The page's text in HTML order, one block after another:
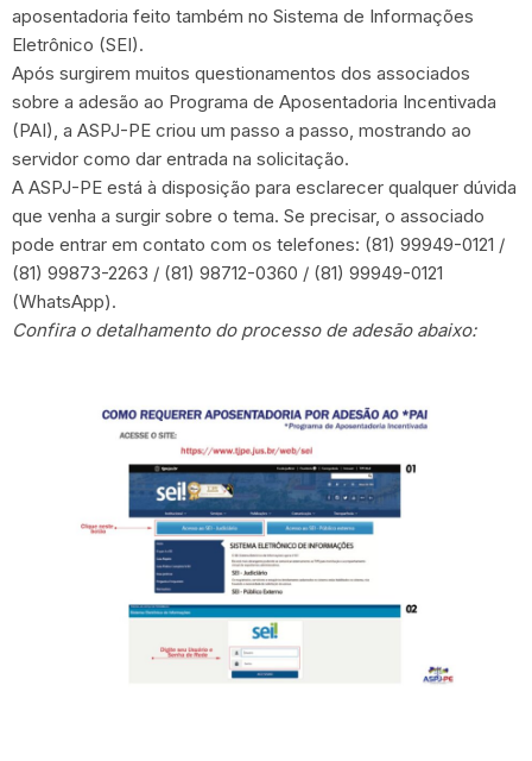
aposentadoria feito também no Sistema de Informações
Eletrônico (SEI).
Após surgirem muitos questionamentos dos associados
sobre a adesão ao Programa de Aposentadoria Incentivada
(PAI), a ASPJ-PE criou um passo a passo, mostrando ao
servidor como dar entrada na solicitação.
A ASPJ-PE está à disposição para esclarecer qualquer dúvida
que venha a surgir sobre o tema. Se precisar, o associado
pode entrar em contato com os telefones: (81) 99949-0121 /
(81) 99873-2263 / (81) 98712-0360 / (81) 99949-0121
(WhatsApp).
Confira o detalhamento do processo de adesão abaixo: